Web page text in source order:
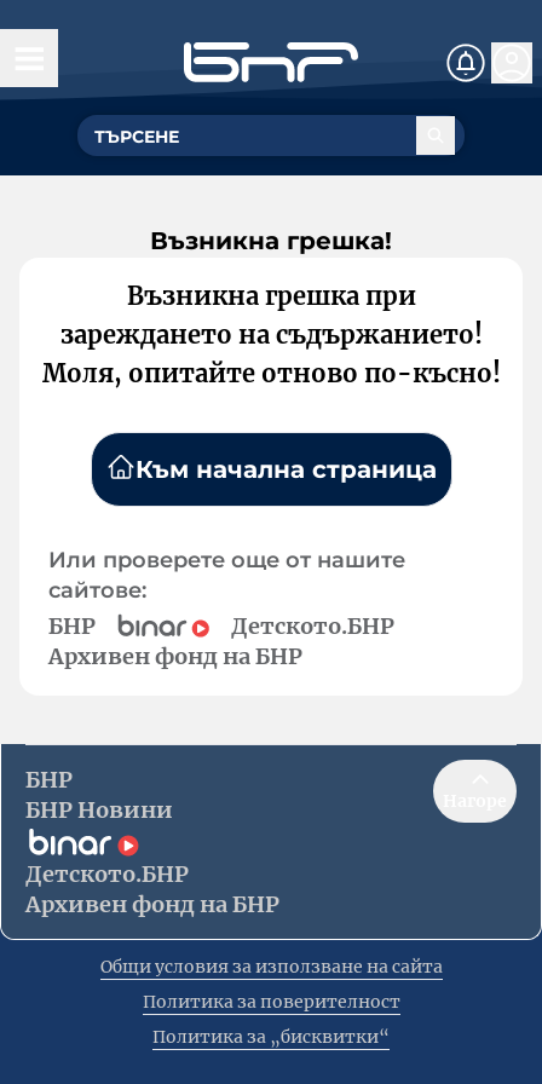
Възникна грешка!
Възникна грешка при
зареждането на съдържанието!
Моля, опитайте отново по-късно!
Към начална страница
Или проверете още от нашите
сайтове:
БНР
Детското.БНР
Архивен фонд на БНР
БНР
БНР Новини
Детското.БНР
Архивен фонд на БНР
Общи условия за използване на сайта
Политика за поверителност
Политика за „бисквитки“